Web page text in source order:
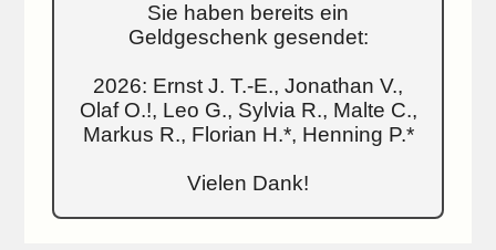
Sie haben bereits ein
Geldgeschenk gesendet:
2026: Ernst J. T.-E., Jonathan V.,
Olaf O.!, Leo G., Sylvia R., Malte C.,
Markus R., Florian H.*, Henning P.*
Vielen Dank!